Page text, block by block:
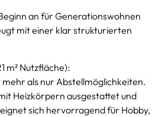
an für Generationswohnen
mit einer klar strukturierten
m² Nutzfläche):
als nur Abstellmöglichkeiten.
Heizkörpern ausgestattet und
sich hervorragend für Hobby,